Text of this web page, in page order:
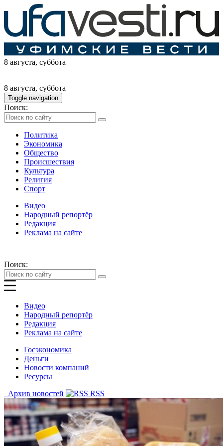
8 августа, суббота
8 августа, суббота
Toggle navigation
Поиск:
Политика
Экономика
Общество
Происшествия
Культура
Религия
Спорт
Видео
Народный репортёр
Редакция
Реклама на сайте
Поиск:
Видео
Народный репортёр
Редакция
Реклама на сайте
Госэкономика
Деньги
Новости компаний
Ресурсы
Архив новостей
RSS